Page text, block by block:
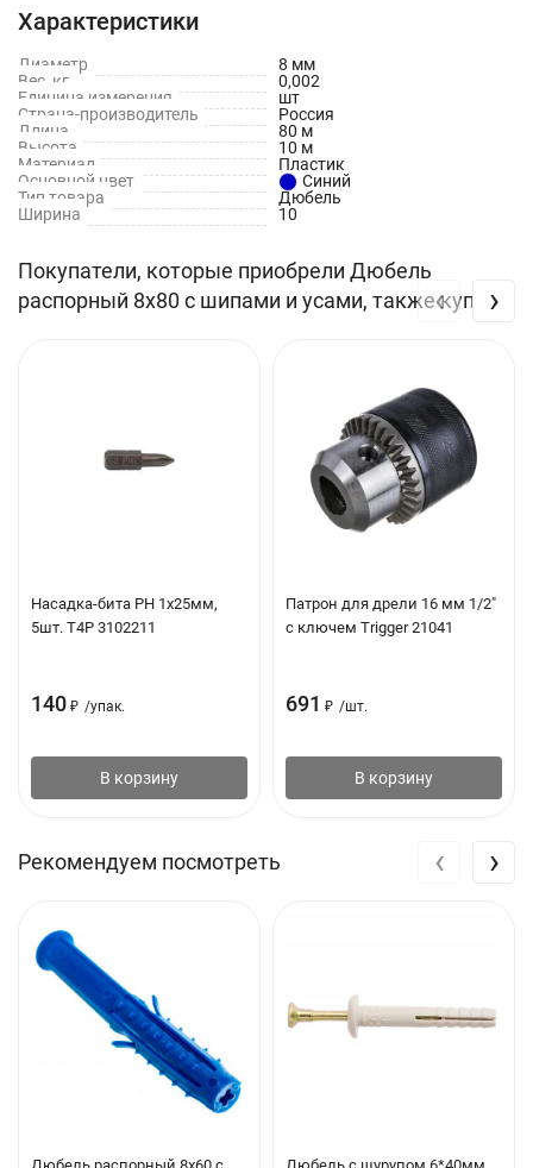
Длина: 80 мм
Диаметр: 8 мм
Характеристики
Диаметр
8 мм
Вес, кг
0,002
Единица измерения
шт
Страна-производитель
Россия
Длина
80 м
Высота
10 м
Материал
Пластик
Основной цвет
Синий
Тип товара
Дюбель
Ширина
10
Покупатели, которые приобрели Дюбель
распорный 8х80 с шипами и усами, также купили
Насадка-бита PH 1х25мм,
5шт. T4P 3102211
140 ₽ /упак.
В корзину
Патрон для дрели 16 мм 1/2"
с ключем Trigger 21041
691 ₽ /шт.
В корзину
‹ ›
Рекомендуем посмотреть ‹ ›